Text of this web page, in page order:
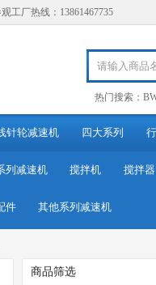
工厂热线：13861467735
热门搜索：
针轮减速机 四大系列
列减速机 搅拌机 搅拌器
件 其他系列减速机
商品筛选